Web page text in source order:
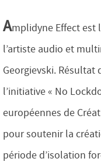
Amplidyne Effect est
l’artiste audio et
Georgievski. Résultat
l’initiative « No
européennes de
pour soutenir la
période d’isolation